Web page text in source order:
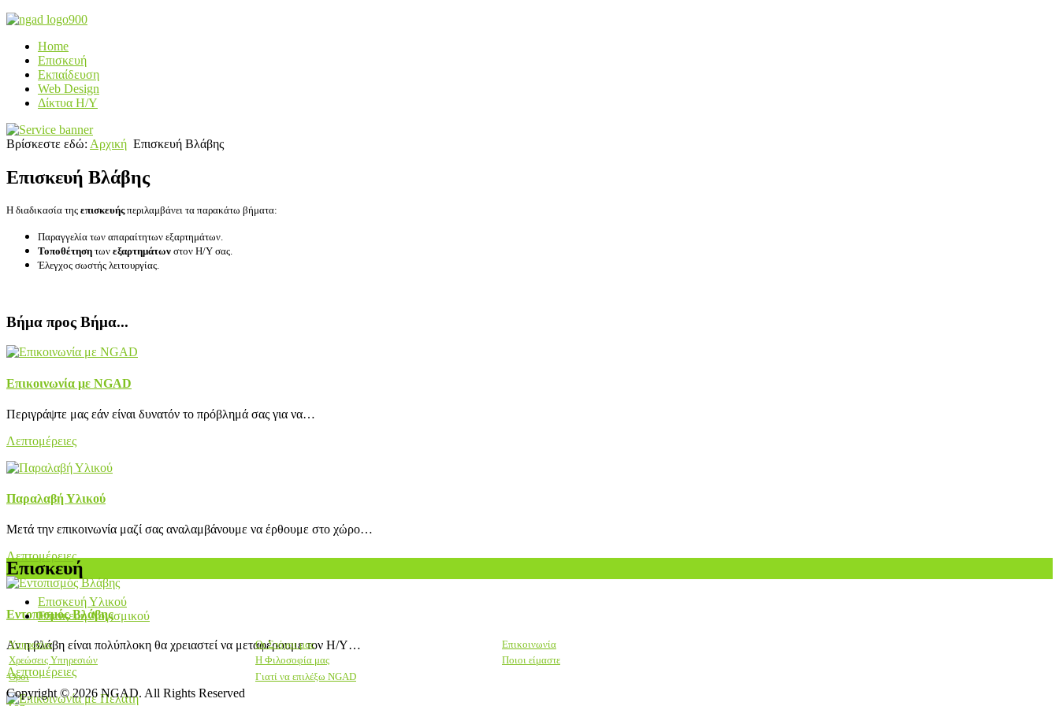
Home
Επισκευή
Εκπαίδευση
Web Design
Δίκτυα Η/Υ
Βρίσκεστε εδώ: Αρχική Επισκευή Βλάβης
Επισκευή Βλάβης
Η διαδικασία της επισκευήςπεριλαμβάνει τα παρακάτω βήματα:
Παραγγελία των απαραίτητων εξαρτημάτων.
Τοποθέτηση των εξαρτημάτων στον Η/Υ σας.
Έλεγχος σωστής λειτουργίας.
Βήμα προς Βήμα...
Επικοινωνία με NGAD
Περιγράψτε μας εάν είναι δυνατόν το πρόβλημά σας για να…
Λεπτομέρειες
Παραλαβή Υλικού
Μετά την επικοινωνία μαζί σας αναλαμβάνουμε να έρθουμε στο χώρο…
Λεπτομέρειες
Εντοπισμός Βλάβης
Αν η βλάβη είναι πολύπλοκη θα χρειαστεί να μεταφέρουμε τον Η/Υ…
Λεπτομέρειες
Επισκευή
Επισκευή Υλικού
Επισκευή Λογισμικού
Υπηρεσίες Οι Στόχοι μας
Επικοινωνία
Χρεώσεις Υπηρεσιών
Η Φιλοσοφία μας
Ποιοι είμαστε
Όροι
Γιατί να επιλέξω NGAD
Copyright © 2026 NGAD. All Rights Reserved